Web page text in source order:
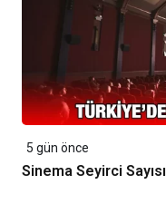
5 gün önce
Sinema Seyirci Sayısı